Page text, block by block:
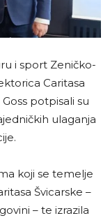
i sport Zeničko-
Caritasa
potpisali su
ulaganja
koji se temelje
Švicarske –
– te izrazila